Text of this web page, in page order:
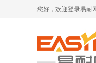
您好，欢迎登录易耐